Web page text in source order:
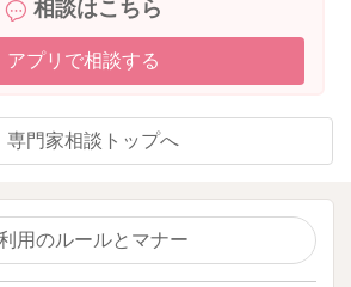
相談はこちら
アプリで相談する
門家相談トップへ
用のルールとマナー